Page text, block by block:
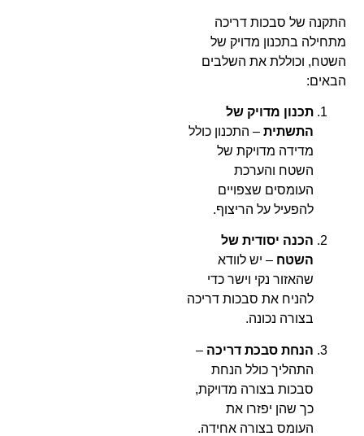
התקנה של סבכות דריכה
מתחילה בתכנון מדויק של
השטח, וכוללת את השלבים
הבאים:
תכנון מדויק של
התשתית – התכנון כולל
מדידה מדויקת של
השטח והערכת
העומסים שצפויים
להפעיל על הריצוף.
הכנה יסודית של
השטח – יש לוודא
שהאזור נקי וישר כדי
להניח את סבכות דריכה
בצורה נכונה.
הנחת סבכת דריכה –
התהליך כולל הנחת
סבכות בצורה מדויקת,
כך שהן יפזרו את
העומס בצורה אחידה.